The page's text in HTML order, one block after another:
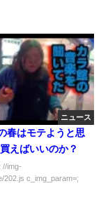
ニュース
春はモテようと思
を買えばいいのか？
//img-
202.js c_img_param=;